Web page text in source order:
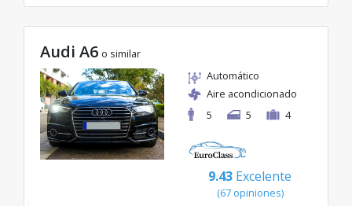
Audi A6 o similar
Automático
Aire acondicionado
5
5 4
9.43 Excelente
(67 opiniones)